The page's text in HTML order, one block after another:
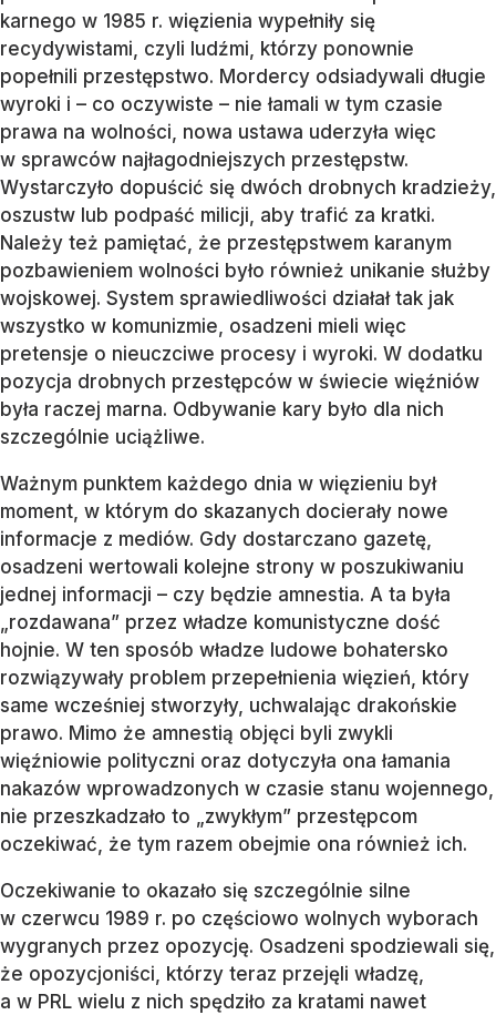
karnego w 1985 r. więzienia wypełniły się
recydywistami, czyli ludźmi, którzy ponownie
popełnili przestępstwo. Mordercy odsiadywali długie
wyroki i – co oczywiste – nie łamali w tym czasie
prawa na wolności, nowa ustawa uderzyła więc
w sprawców najłagodniejszych przestępstw.
Wystarczyło dopuścić się dwóch drobnych kradzieży,
oszustw lub podpaść milicji, aby trafić za kratki.
Należy też pamiętać, że przestępstwem karanym
pozbawieniem wolności było również unikanie służby
wojskowej. System sprawiedliwości działał tak jak
wszystko w komunizmie, osadzeni mieli więc
pretensje o nieuczciwe procesy i wyroki. W dodatku
pozycja drobnych przestępców w świecie więźniów
była raczej marna. Odbywanie kary było dla nich
szczególnie uciążliwe.
Ważnym punktem każdego dnia w więzieniu był
moment, w którym do skazanych docierały nowe
informacje z mediów. Gdy dostarczano gazetę,
osadzeni wertowali kolejne strony w poszukiwaniu
jednej informacji – czy będzie amnestia. A ta była
„rozdawana” przez władze komunistyczne dość
hojnie. W ten sposób władze ludowe bohatersko
rozwiązywały problem przepełnienia więzień, który
same wcześniej stworzyły, uchwalając drakońskie
prawo. Mimo że amnestią objęci byli zwykli
więźniowie polityczni oraz dotyczyła ona łamania
nakazów wprowadzonych w czasie stanu wojennego,
nie przeszkadzało to „zwykłym” przestępcom
oczekiwać, że tym razem obejmie ona również ich.
Oczekiwanie to okazało się szczególnie silne
w czerwcu 1989 r. po częściowo wolnych wyborach
wygranych przez opozycję. Osadzeni spodziewali się,
że opozycjoniści, którzy teraz przejęli władzę,
a w PRL wielu z nich spędziło za kratami nawet